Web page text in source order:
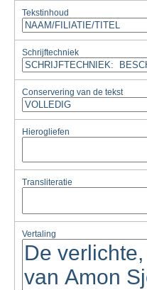
Tekstinhoud
Schrijftechniek
Conservering van de tekst
Hierogliefen
Transliteratie
Vertaling